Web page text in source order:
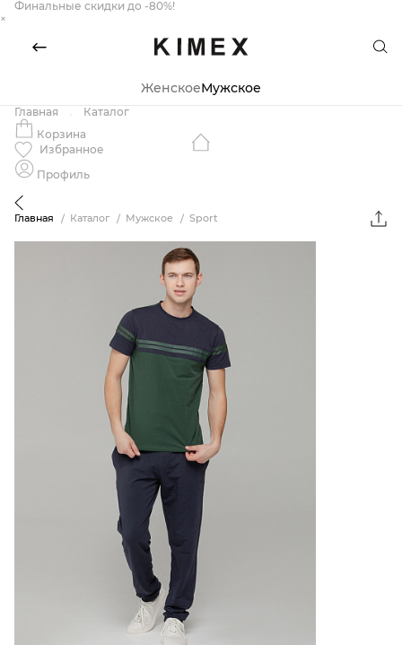
Финальные скидки до -80%!
×
ЖенскоеМужское
Главная
Каталог
Корзина
Избранное
Профиль
Главная Каталог Мужское Sport